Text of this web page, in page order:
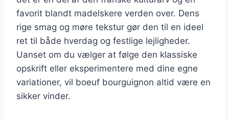
favorit blandt madelskere verden over. Dens
rige smag og møre tekstur gør den til en ideel
ret til både hverdag og festlige lejligheder.
Uanset om du vælger at følge den klassiske
opskrift eller eksperimentere med dine egne
variationer, vil boeuf bourguignon altid være en
sikker vinder.